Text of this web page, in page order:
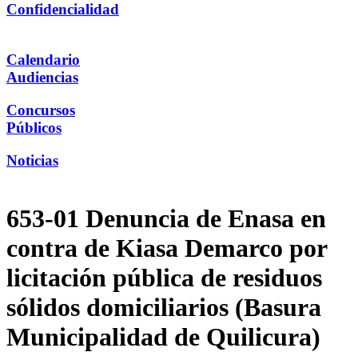
Confidencialidad
Calendario
Audiencias
Concursos
Públicos
Noticias
653-01 Denuncia de Enasa en
contra de Kiasa Demarco por
licitación pública de residuos
sólidos domiciliarios (Basura
Municipalidad de Quilicura)